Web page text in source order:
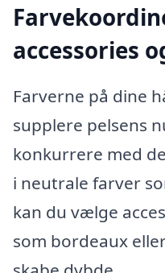
accessories
Farverne på dine
supplere pelsens
konkurrere med
i neutrale farver
kan du vælge
som bordeaux